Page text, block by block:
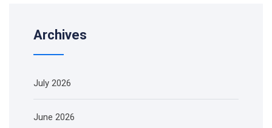
Archives
July 2026
June 2026